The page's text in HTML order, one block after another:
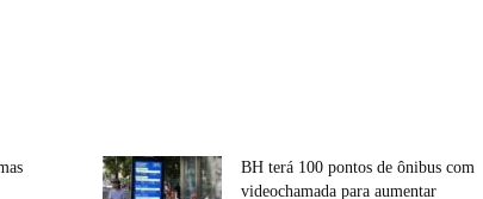
BH terá 100 pontos de ônibus com
videochamada para aumentar